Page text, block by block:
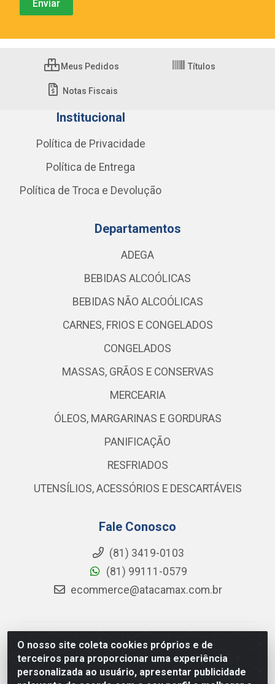
O nosso site coleta cookies próprios e de
terceiros para proporcionar uma experiência
personalizada ao usuário, apresentar publicidade
Meus Pedidos Títulos
Notas Fiscais
Institucional
Política de Privacidade
Política de Entrega
Política de Troca e Devolução
Departamentos
ADEGA
BEBIDAS ALCOÓLICAS
BEBIDAS NÃO ALCOÓLICAS
CARNES, FRIOS E CONGELADOS
CONGELADOS
MASSAS, GRÃOS E CONSERVAS
MERCEARIA
ÓLEOS, MARGARINAS E GORDURAS
PANIFICAÇÃO
RESFRIADOS
UTENSÍLIOS, ACESSÓRIOS E DESCARTÁVEIS
Fale Conosco
(81) 3419-0103
(81) 99111-0579
ecommerce@atacamax.com.br
Atacamax Importadora de Alimentos LTDA - RODOVIA
BR-101 - SUL, KM 79,60 GP E GALPAO:D - Muribeca,
Jaboatão dos Guararapes - PE, 54355-010 - CNPJ